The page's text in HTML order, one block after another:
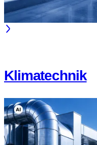
Klimatechnik